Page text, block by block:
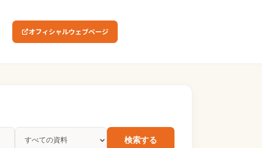
オフィシャルウェブページ
検索する